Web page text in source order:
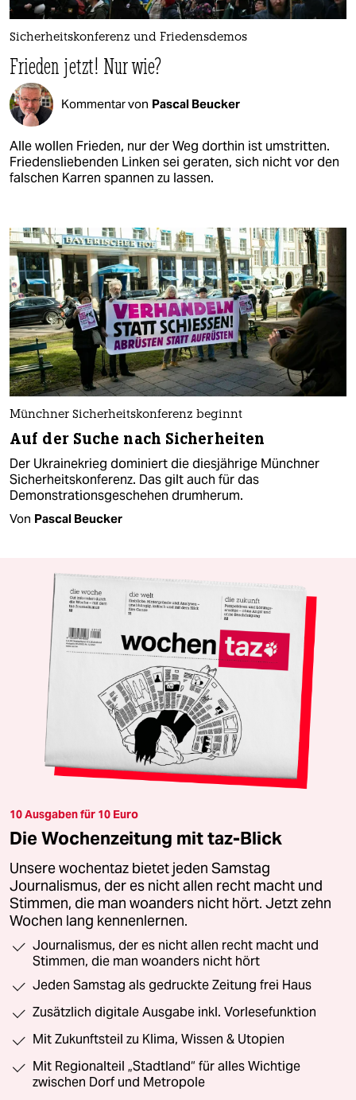
Sicherheitskonferenz und Friedensdemos
Frieden jetzt! Nur wie?
Kommentar von Pascal Beucker
Alle wollen Frieden, nur der Weg dorthin ist umstritten.
Friedensliebenden Linken sei geraten, sich nicht vor den
falschen Karren spannen zu lassen.
Münchner Sicherheitskonferenz beginnt
Auf der Suche nach Sicherheiten
Der Ukrainekrieg dominiert die diesjährige Münchner
Sicherheitskonferenz. Das gilt auch für das
Demonstrationsgeschehen drumherum.
Von Pascal Beucker
10 Ausgaben für 10 Euro
Die Wochenzeitung mit taz-Blick
Unsere wochentaz bietet jeden Samstag
Journalismus, der es nicht allen recht macht und
Stimmen, die man woanders nicht hört. Jetzt zehn
Wochen lang kennenlernen.
Journalismus, der es nicht allen recht macht und
Stimmen, die man woanders nicht hört
Jeden Samstag als gedruckte Zeitung frei Haus
Zusätzlich digitale Ausgabe inkl. Vorlesefunktion
Mit Zukunftsteil zu Klima, Wissen & Utopien
Mit Regionalteil „Stadtland“ für alles Wichtige
zwischen Dorf und Metropole